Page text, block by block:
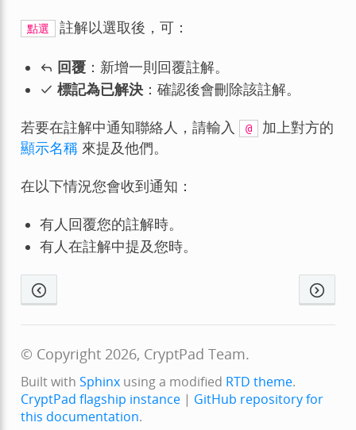
點選 註解以選取後，可：
回覆 ：新增一則回覆註解。
標記為已解決 ：確認後會刪除該註解。
若要在註解中通知聯絡人，請輸入
@
加上對方的
顯示名稱來提及他們。
在以下情況您會收到通知：
有人回覆您的註解時。
有人在註解中提及您時。
© Copyright 2026, CryptPad Team.
Built with Sphinxusing a modified RTD theme.
CryptPad flagship instance| GitHub repository for
this documentation.